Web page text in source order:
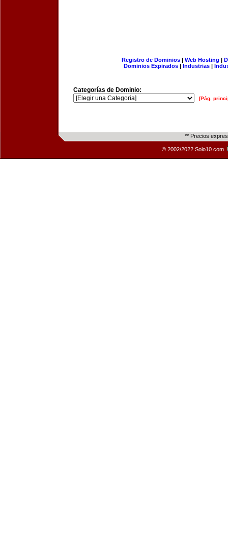
Registro de Dominios| Web Hosting |
Dominios Expirados | Industrias |
Categorías de Dominio:
[Pág.
** Precios
© 2002/2022 Solo10.com